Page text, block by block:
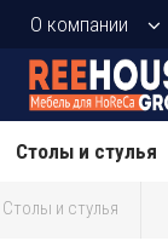
О компании
Столы и стулья
Столы и стулья